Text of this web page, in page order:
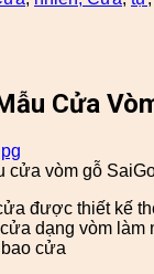
Cửa
cửa vòm gỗ
được thiết kế
dạng vòm làm
cửa